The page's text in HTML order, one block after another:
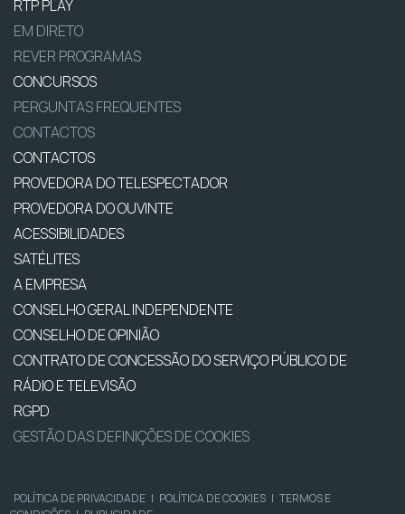
RTP PLAY
EM DIRETO
REVER PROGRAMAS
CONCURSOS
PERGUNTAS FREQUENTES
CONTACTOS
CONTACTOS
PROVEDORA DO TELESPECTADOR
PROVEDORA DO OUVINTE
ACESSIBILIDADES
SATÉLITES
A EMPRESA
CONSELHO GERAL INDEPENDENTE
CONSELHO DE OPINIÃO
CONTRATO DE CONCESSÃO DO SERVIÇO PÚBLICO DE
RÁDIO E TELEVISÃO
RGPD
GESTÃO DAS DEFINIÇÕES DE COOKIES
POLÍTICA DE PRIVACIDADE | POLÍTICA DE COOKIES | TERMOS E